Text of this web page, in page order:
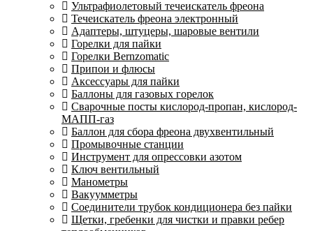
Ультрафиолетовый течеискатель фреона
Течеискатель фреона электронный
Адаптеры, штуцеры, шаровые вентили
Горелки для пайки
Горелки Bernzomatic
Припои и флюсы
Аксессуары для пайки
Баллоны для газовых горелок
Сварочные посты кислород-пропан, кислород-
МАПП-газ
Баллон для сбора фреона двухвентильный
Промывочные станции
Инструмент для опрессовки азотом
Ключ вентильный
Манометры
Вакуумметры
Соединители трубок кондиционера без пайки
Щетки, гребенки для чистки и правки ребер